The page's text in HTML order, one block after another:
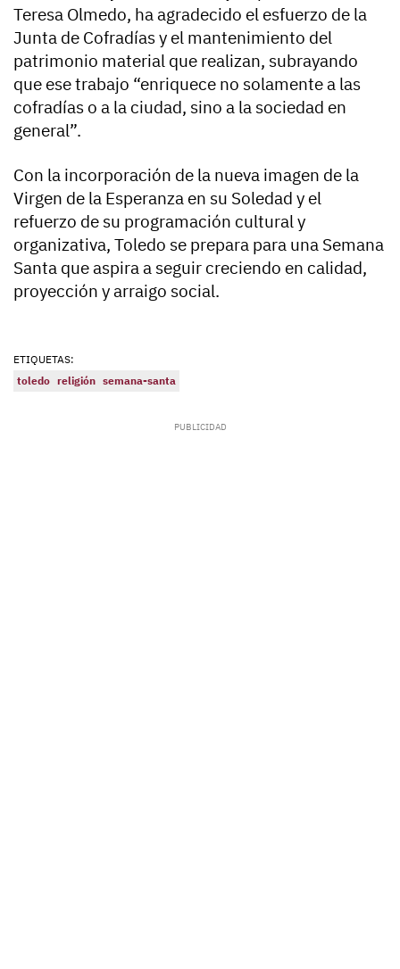
Teresa Olmedo, ha agradecido el esfuerzo de la
Junta de Cofradías y el mantenimiento del
patrimonio material que realizan, subrayando
que ese trabajo “enriquece no solamente a las
cofradías o a la ciudad, sino a la sociedad en
general”.
Con la incorporación de la nueva imagen de la
Virgen de la Esperanza en su Soledad y el
refuerzo de su programación cultural y
organizativa, Toledo se prepara para una Semana
Santa que aspira a seguir creciendo en calidad,
proyección y arraigo social.
ETIQUETAS:
toledo religión semana-santa